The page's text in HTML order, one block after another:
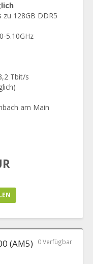
zu 128GB DDR5
5.10GHz
Tbit/s
am Main
(AM5) 0 Verfügbar